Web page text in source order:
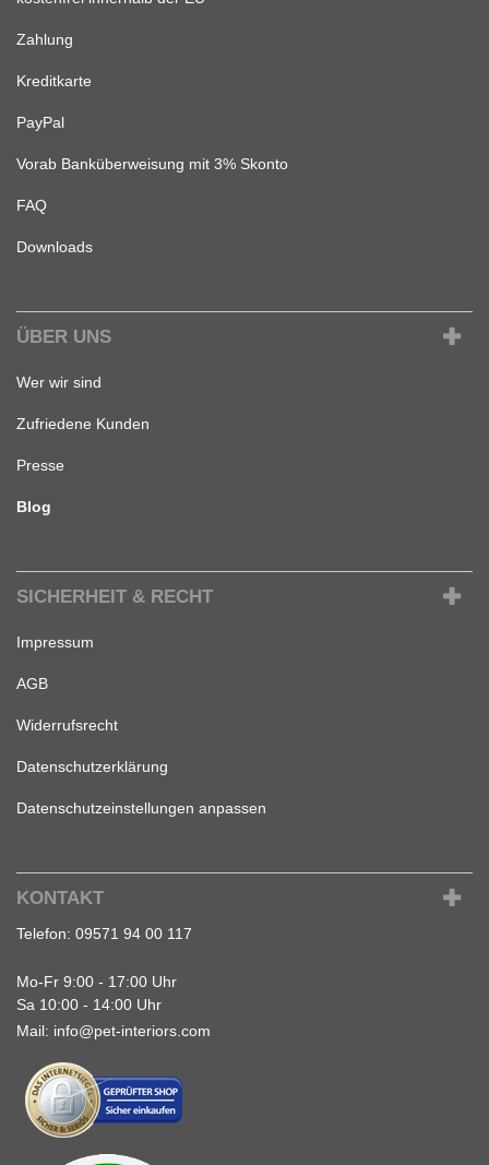
Zahlung
Kreditkarte
PayPal
Vorab Banküberweisung mit 3% Skonto
FAQ
Downloads
ÜBER UNS
Wer wir sind
Zufriedene Kunden
Presse
Blog
SICHERHEIT & RECHT
Impressum
AGB
Widerrufsrecht
Datenschutzerklärung
Datenschutzeinstellungen anpassen
KONTAKT
Telefon: 09571 94 00 117
Mo-Fr 9:00 - 17:00 Uhr
Sa 10:00 - 14:00 Uhr
Mail: info@pet-interiors.com